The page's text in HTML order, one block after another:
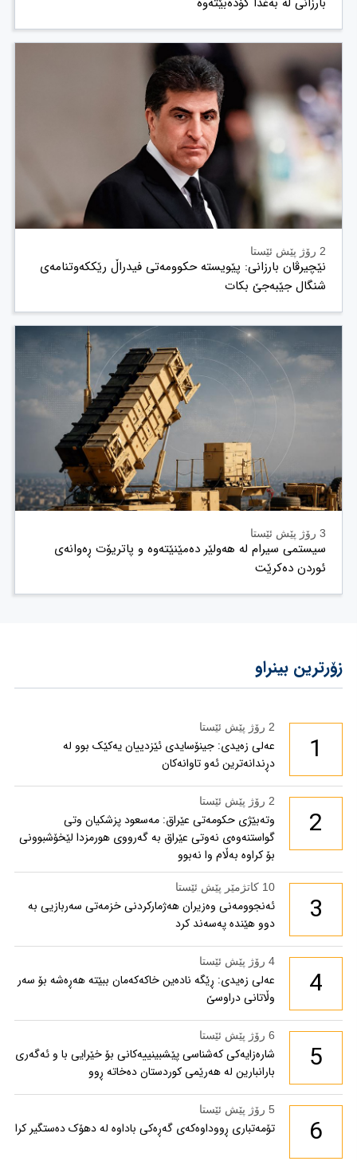
2 رۆژ پێش ئێستا
نێچیرڤان بارزانی: پێویستە حکوومەتی فیدراڵ رێککەوتنامەی
شنگال جێبەجێ بکات
3 رۆژ پێش ئێستا
سیستمی سیرام لە هەولێر دەمێنێتەوە و پاتریۆت ڕەوانەی
ئوردن دەکرێت
زۆرترین بینراو
1
2 رۆژ پێش ئێستا
عەلی زەیدی: جینۆسایدی ئێزدییان یەکێک بوو لە
دڕندانەترین ئەو تاوانەکان
2
2 رۆژ پێش ئێستا
وتەبێژی حکومەتی عێراق: مەسعود پزشكیان وتی
گواستنەوەی نەوتی عێراق بە گەرووی هورمزدا لێخۆشبوونی
بۆ كراوە بەڵام وا نەبوو
3
10 کاتژمێر پێش ئێستا
ئەنجوومەنی وەزیران هەژمارکردنی خزمەتی سەربازیی بە
دوو هێندە پەسەند کرد
4
4 رۆژ پێش ئێستا
عەلی زەیدی: ڕێگە نادەین خاکەکەمان ببێتە هەڕەشە بۆ سەر
وڵاتانی دراوسێ
5
6 رۆژ پێش ئێستا
شارەزایەکی کەشناسی پێشبینییەکانی بۆ خێرایی با و ئەگەری
بارانبارین لە هەرێمی کوردستان دەخاتە ڕوو
6
5 رۆژ پێش ئێستا
تۆمەتباری ڕووداوەکەی گەڕەکی باداوە لە دهۆک دەستگیر کرا